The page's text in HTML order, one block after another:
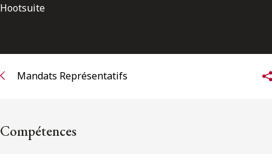
Réseau des anciens d’Osler
Hootsuite
Mandats Représentatifs
Compétences